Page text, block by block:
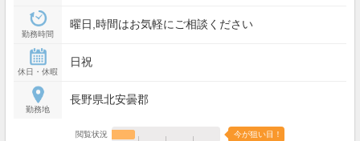
勤務時間
曜日,時間はお気軽にご相談ください
休日・休暇
日祝
勤務地
長野県北安曇郡
閲覧状況 今が狙い目！